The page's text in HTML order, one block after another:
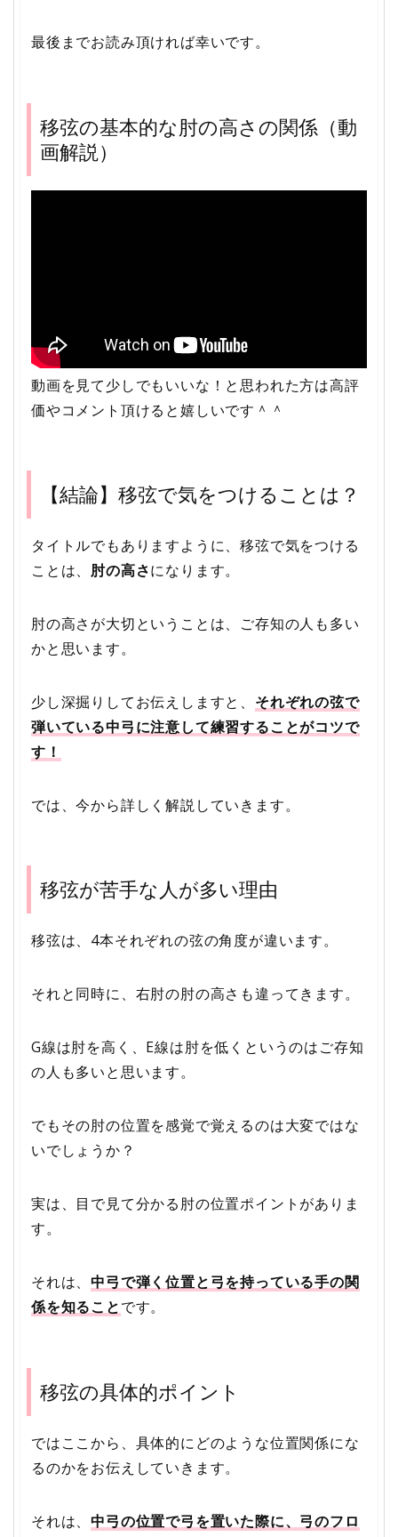
最後までお読み頂ければ幸いです。
移弦の基本的な肘の高さの関係（動
画解説）
動画を見て少しでもいいな！と思われた方は高評
価やコメント頂けると嬉しいです＾＾
【結論】 移弦で気をつけることは？
タイトルでもありますように、移弦で気をつける
ことは、 肘の高さになります。
肘の高さが大切ということは、ご存知の人も多い
かと思います。
少し深掘りしてお伝えしますと、 それぞれの弦で
弾いている中弓に注意して練習することがコツで
す！
では、今から詳しく解説していきます。
移弦が苦手な人が多い理由
移弦は、4本それぞれの弦の角度が違います。
それと同時に、右肘の肘の高さも違ってきます。
G線は肘を高く、E線は肘を低くというのはご存知
の人も多いと思います。
でもその肘の位置を感覚で覚えるのは大変ではな
いでしょうか？
実は、目で見て分かる肘の位置ポイントがありま
す。
それは、中弓で弾く位置と弓を持っている手の関
係を知ることです。
移弦の具体的ポイント
ではここから、具体的にどのような位置関係にな
るのかをお伝えしていきます。
それは、中弓の位置で弓を置いた際に、弓のフロ